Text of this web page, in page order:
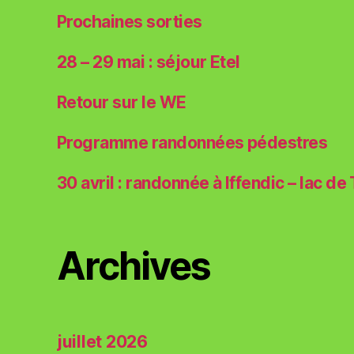
Prochaines sorties
28 – 29 mai : séjour Etel
Retour sur le WE
Programme randonnées pédestres
30 avril : randonnée à Iffendic – lac de
Archives
juillet 2026